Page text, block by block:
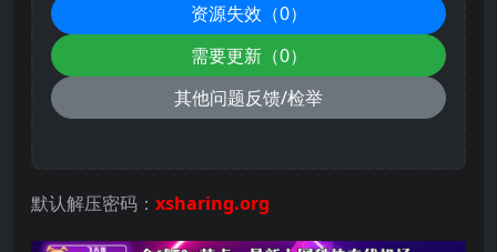
资源失效（0）
需要更新（0）
其他问题反馈/检举
默认解压密码： xsharing.org